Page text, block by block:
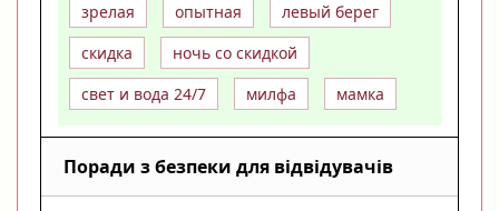
зрелая
опытная
левый берег
скидка
ночь со скидкой
свет и вода 24/7
милфа мамка
Поради з безпеки для відвідувачів